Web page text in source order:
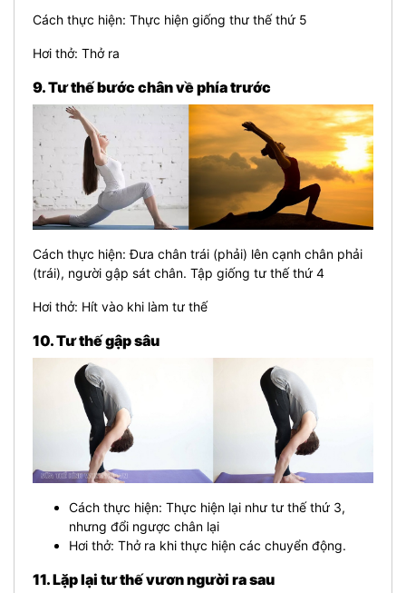
Cách thực hiện: Thực hiện giống thư thế thứ 5
Hơi thở: Thở ra
9. Tư thế bước chân về phía trước
Cách thực hiện: Đưa chân trái (phải) lên cạnh chân phải
(trái), người gập sát chân. Tập giống tư thế thứ 4
Hơi thở: Hít vào khi làm tư thế
10. Tư thế gập sâu
Cách thực hiện: Thực hiện lại như tư thế thứ 3,
nhưng đổi ngược chân lại
Hơi thở: Thở ra khi thực hiện các chuyển động.
11. Lặp lại tư thế vươn người ra sau